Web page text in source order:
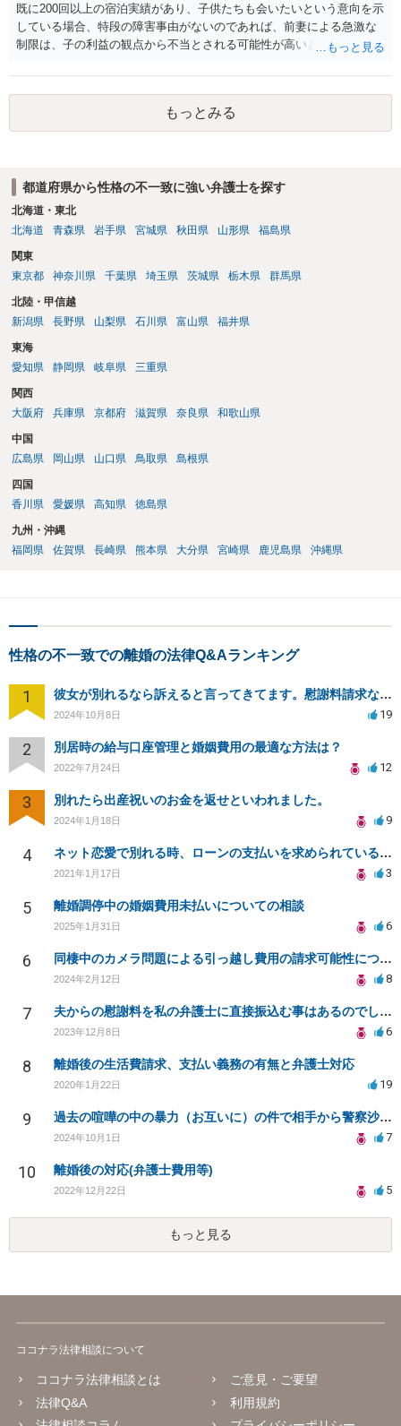
既に200回以上の宿泊実績があり、子供たちも会いたいという意向を示
している場合、特段の障害事由がないのであれば、前妻による急激な
制限は、子の利益の観点から不当とされる可能性が高いと考えられま
面会交流となることが期待できるかと思われます。
もっとみる
都道府県から性格の不一致に強い弁護士を探す
北海道・東北
北海道
青森県 岩手県 宮城県 秋田県 山形県 福島県
関東
東京都
神奈川県 千葉県 埼玉県 茨城県 栃木県 群馬県
北陸・甲信越
新潟県
長野県 山梨県 石川県 富山県 福井県
東海
愛知県
静岡県 岐阜県 三重県
関西
大阪府
兵庫県 京都府 滋賀県 奈良県 和歌山県
中国
広島県
岡山県 山口県 鳥取県 島根県
四国
香川県
愛媛県 高知県 徳島県
九州・沖縄
福岡県
佐賀県 長崎県 熊本県 大分県 宮崎県 鹿児島県 沖縄県
性格の不一致での離婚の法律Q&Aランキング
1 彼女が別れるなら訴えると言ってきてます。慰謝料請求などあるのでしょうか？
2024年10月8日 19
2 別居時の給与口座管理と婚姻費用の最適な方法は？
2022年7月24日 12
3 別れたら出産祝いのお金を返せといわれました。
2024年1月18日 9
4 ネット恋愛で別れる時、ローンの支払いを求められているが応じる義務はあるか？
2021年1月17日 3
5 離婚調停中の婚姻費用未払いについての相談
2025年1月31日 6
6 同棲中のカメラ問題による引っ越し費用の請求可能性について
2024年2月12日 8
7 夫からの慰謝料を私の弁護士に直接振込む事はあるのでしょうか？
2023年12月8日 6
8 離婚後の生活費請求、支払い義務の有無と弁護士対応
2020年1月22日 19
9 過去の喧嘩の中の暴力（お互いに）の件で相手から警察沙汰になるかもしれないです。
2024年10月1日 7
10 離婚後の対応(弁護士費用等)
2022年12月22日 5
もっと見る
ココナラ法律相談について
ココナラ法律相談とは
法律Q&A
ご意見・ご要望
利用規約